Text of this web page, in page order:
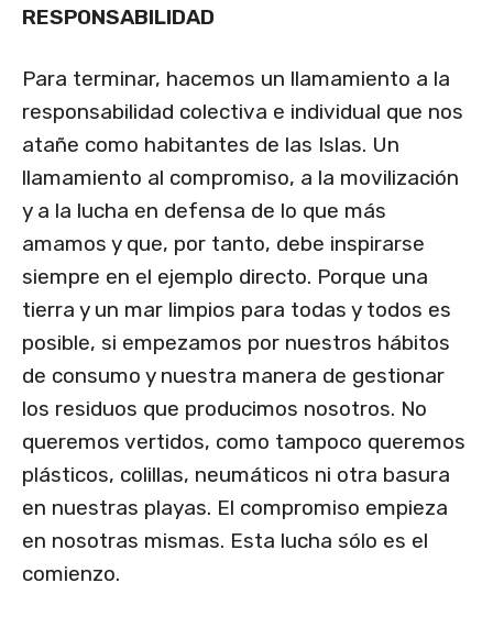
RESPONSABILIDAD
Para terminar, hacemos un llamamiento a la
responsabilidad colectiva e individual que nos
atañe como habitantes de las Islas. Un
llamamiento al compromiso, a la movilización
y a la lucha en defensa de lo que más
amamos y que, por tanto, debe inspirarse
siempre en el ejemplo directo. Porque una
tierra y un mar limpios para todas y todos es
posible, si empezamos por nuestros hábitos
de consumo y nuestra manera de gestionar
los residuos que producimos nosotros. No
queremos vertidos, como tampoco queremos
plásticos, colillas, neumáticos ni otra basura
en nuestras playas. El compromiso empieza
en nosotras mismas. Esta lucha sólo es el
comienzo.